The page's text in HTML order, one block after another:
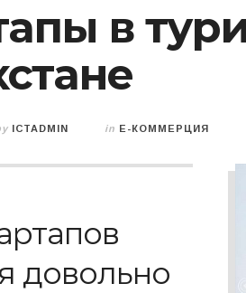
в
ICTADMIN in E-КОММЕРЦИЯ
довольно